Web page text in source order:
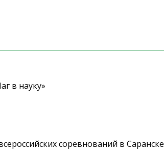
в науку»
соревнований в Саранске